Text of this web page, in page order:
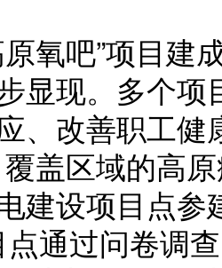
吧”项目建
显现。多个
、改善职工健
覆盖区域的高
建设项目点
通过问卷调